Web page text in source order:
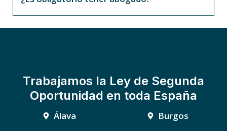
Trabajamos la Ley de Segunda
Oportunidad en toda España
Álava
Burgos